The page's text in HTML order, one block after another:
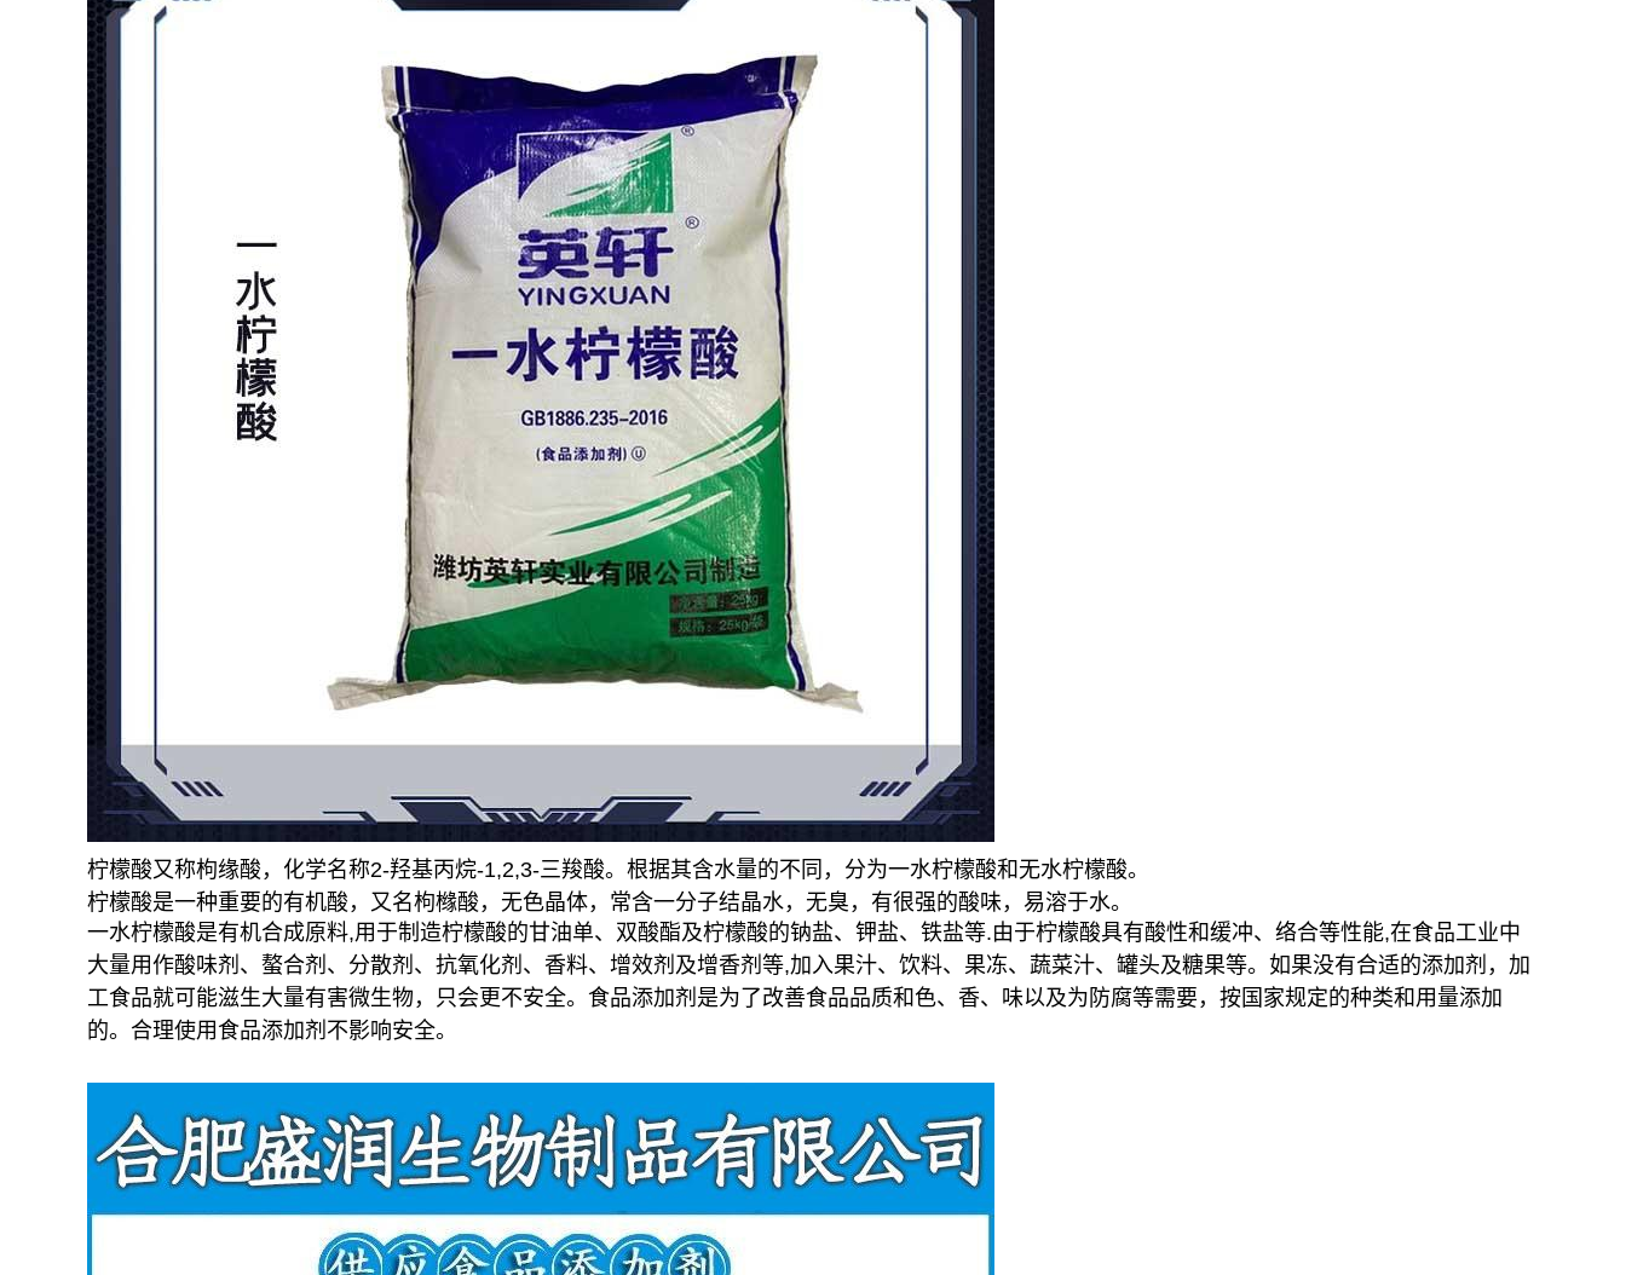
柠檬酸又称枸缘酸，化学名称2-羟基丙烷-1,2,3-三羧酸。根据其含水量的不同，分为一水柠檬酸和无水柠檬酸。
柠檬酸是一种重要的有机酸，又名枸橼酸，无色晶体，常含一分子结晶水，无臭，有很强的酸味，易溶于水。
一水柠檬酸是有机合成原料,用于制造柠檬酸的甘油单、双酸酯及柠檬酸的钠盐、钾盐、铁盐等.由于柠檬酸具有酸性和缓冲、络合等性能,在食品工业中
大量用作酸味剂、螯合剂、分散剂、抗氧化剂、香料、增效剂及增香剂等,加入果汁、饮料、果冻、蔬菜汁、罐头及糖果等。如果没有合适的添加剂，加
工食品就可能滋生大量有害微生物，只会更不安全。食品添加剂是为了改善食品品质和色、香、味以及为防腐等需要，按国家规定的种类和用量添加
的。合理使用食品添加剂不影响安全。